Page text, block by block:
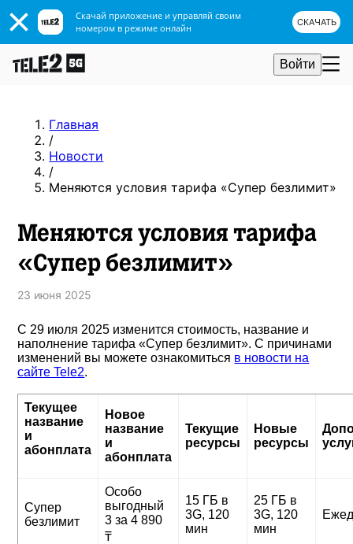
Скачай приложение и управляй своим
номером в режиме онлайн
СКАЧАТЬ
Войти
Главная
/
Новости
/
Меняются условия тарифа «Супер безлимит»
Меняются условия тарифа
«Супер безлимит»
23 июня 2025
С 29 июля 2025 изменится стоимость, название и
наполнение тарифа «Супер безлимит». С причинами
изменений вы можете ознакомиться в новости на
сайте Tele2.
Текущее
название
и
абонплата
Новое
название
и
абонплата
Текущие
ресурсы
Новые
ресурсы
Супер
безлимит
Особо
выгодный
3 за 4 890
₸
15 ГБ в
3G, 120
мин
25 ГБ в
3G, 120
мин